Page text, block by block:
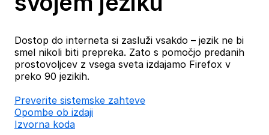
Dostop do interneta si zasluži vsakdo – jezik ne bi
smel nikoli biti prepreka. Zato s pomočjo predanih
prostovoljcev z vsega sveta izdajamo Firefox v
preko 90 jezikih.
Preverite sistemske zahteve
Opombe ob izdaji
Izvorna koda